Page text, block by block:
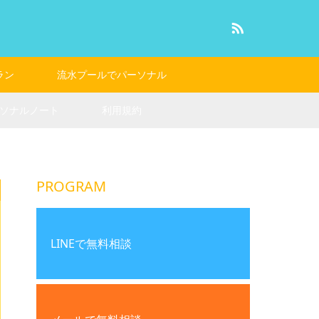
ン 流水プールでパーソナル
PROGRAM
LINEで無料相談